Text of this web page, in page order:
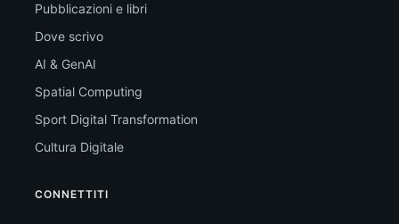
Pubblicazioni e libri
Dove scrivo
AI & GenAI
Spatial Computing
Sport Digital Transformation
Cultura Digitale
CONNETTITI